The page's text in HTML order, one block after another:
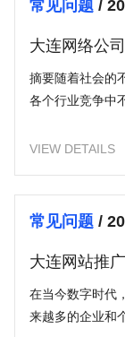
常见问题/
大连网络公
方案
摘要随着社会的
各个行业竞争中
VIEW DETAILS
常见问题/
大连网站推
在当今数字时代
来越多的企业和